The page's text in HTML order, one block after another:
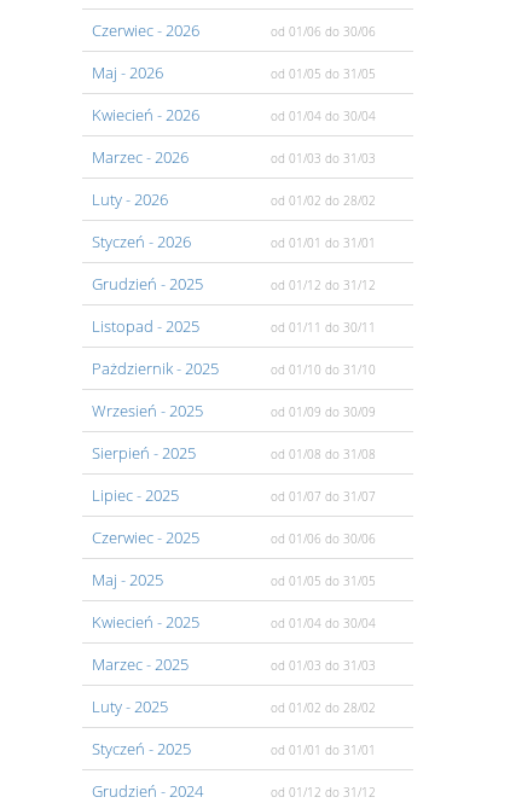
Czerwiec- 2026 od 01/06 do 30/06
Maj - 2026 od 01/05 do 31/05
Kwiecień - 2026 od 01/04 do 30/04
Marzec- 2026 od 01/03 do 31/03
Luty- 2026 od 01/02 do 28/02
Styczeń - 2026 od 01/01 do 31/01
Grudzień - 2025 od 01/12 do 31/12
Listopad - 2025 od 01/11 do 30/11
Pażdziernik- 2025 od 01/10 do 31/10
Wrzesień - 2025 od 01/09 do 30/09
Sierpień - 2025 od 01/08 do 31/08
Lipiec- 2025 od 01/07 do 31/07
Czerwiec- 2025 od 01/06 do 30/06
Maj - 2025 od 01/05 do 31/05
Kwiecień - 2025 od 01/04 do 30/04
Marzec- 2025 od 01/03 do 31/03
Luty- 2025 od 01/02 do 28/02
Styczeń - 2025 od 01/01 do 31/01
Grudzień - 2024 od 01/12 do 31/12